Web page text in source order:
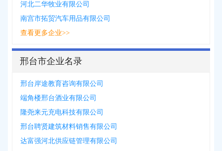
河北二华牧业有限公司
南宫市拓贸汽车用品有限公司
查看更多企业>>
邢台市企业名录
邢台岸途教育咨询有限公司
端角楼邢台酒业有限公司
隆尧来元充电科技有限公司
邢台聘贤建筑材料销售有限公司
达富强河北供应链管理有限公司